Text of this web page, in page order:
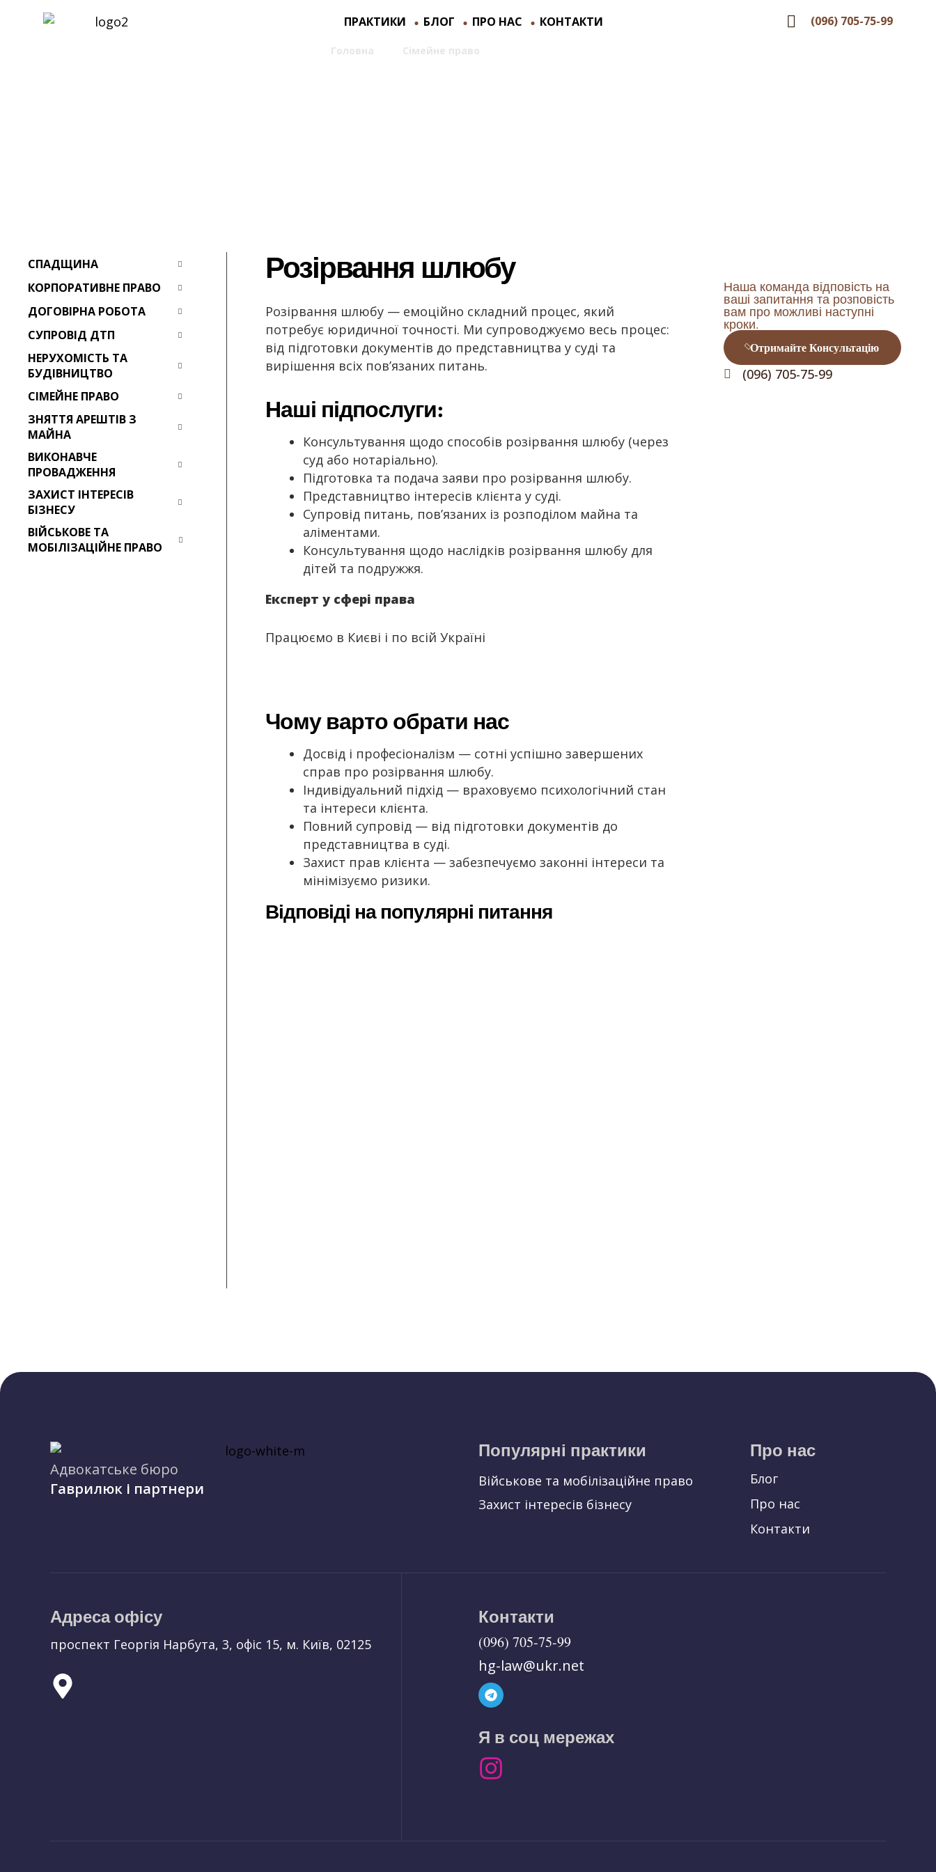
ПРАКТИКИ БЛОГ ПРО НАС КОНТАКТИ (096) 705-75-99
Головна Сімейне право
СПАДЩИНА
КОРПОРАТИВНЕ ПРАВО
ДОГОВІРНА РОБОТА
СУПРОВІД ДТП
НЕРУХОМІСТЬ ТА
БУДІВНИЦТВО
СІМЕЙНЕ ПРАВО
ЗНЯТТЯ АРЕШТІВ З
МАЙНА
ВИКОНАВЧЕ
ПРОВАДЖЕННЯ
ЗАХИСТ ІНТЕРЕСІВ
БІЗНЕСУ
ВІЙСЬКОВЕ ТА
МОБІЛІЗАЦІЙНЕ ПРАВО
Розірвання шлюбу
Розірвання шлюбу — емоційно складний процес, який
потребує юридичної точності. Ми супроводжуємо весь процес:
від підготовки документів до представництва у суді та
вирішення всіх пов’язаних питань.
Наші підпослуги:
Консультування щодо способів розірвання шлюбу (через
суд або нотаріально).
Підготовка та подача заяви про розірвання шлюбу.
Представництво інтересів клієнта у суді.
Супровід питань, пов’язаних із розподілом майна та
аліментами.
Консультування щодо наслідків розірвання шлюбу для
дітей та подружжя.
Експерт у сфері права
Працюємо в Києві і по всій Україні
Чому варто обрати нас
Досвід і професіоналізм — сотні успішно завершених
справ про розірвання шлюбу.
Індивідуальний підхід — враховуємо психологічний стан
та інтереси клієнта.
Повний супровід — від підготовки документів до
представництва в суді.
Захист прав клієнта — забезпечуємо законні інтереси та
мінімізуємо ризики.
Відповіді на популярні питання
Наша команда відповість на
ваші запитання та розповість
вам про можливі наступні
кроки.
Отримайте Консультацію
(096) 705-75-99
Адвокатське бюро
Гаврилюк і партнери
Популярні практики
Військове та мобілізаційне право
Захист інтересів бізнесу
Про нас
Блог
Про нас
Контакти
Адреса офісу
проспект Георгія Нарбута, 3, офіс 15, м. Київ, 02125
Контакти
(096) 705-75-99
hg-law@ukr.net
Я в соц мережах